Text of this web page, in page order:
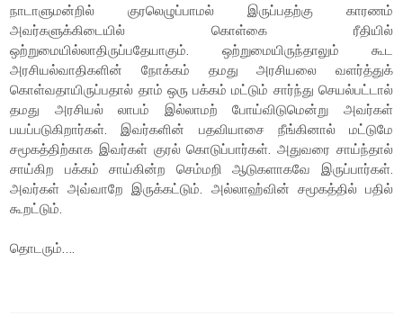
நாடாளுமன்றில் குரலெழுப்பாமல் இருப்பதற்கு காரணம்
அவர்களுக்கிடையில் கொள்கை ரீதியில்
ஒற்றுமையில்லாதிருப்பதேயாகும். ஒற்றுமையிருந்தாலும் கூட
அரசியல்வாதிகளின் நோக்கம் தமது அரசியலை வளர்த்துக்
கொள்வதாயிருப்பதால் தாம் ஒரு பக்கம் மட்டும் சார்ந்து செயல்பட்டால்
தமது அரசியல் லாபம் இல்லாமற் போய்விடுமென்று அவர்கள்
பயப்படுகிறார்கள். இவர்களின் பதவியாசை நீங்கினால் மட்டுமே
சமூகத்திற்காக இவர்கள் குரல் கொடுப்பார்கள். அதுவரை சாய்ந்தால்
சாய்கிற பக்கம் சாய்கின்ற செம்மறி ஆடுகளாகவே இருப்பார்கள்.
அவர்கள் அவ்வாறே இருக்கட்டும். அல்லாஹ்வின் சமூகத்தில் பதில்
கூறட்டும்.
தொடரும்….